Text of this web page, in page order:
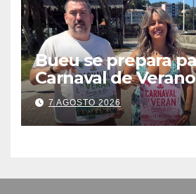
Bueu se prepara
Carnaval de
Banda do Río
7 AGOSTO 2026